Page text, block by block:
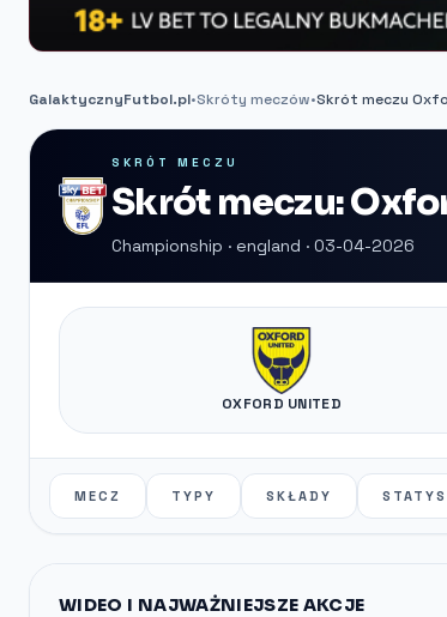
GalaktycznyFutbol.pl•Skróty meczów•Skrót meczu
SKRÓT MECZU
Skrót meczu:
Championship · england · 03-04-2026
OXFORD UNITED
MECZ TYPY SKŁADY
WIDEO I NAJWAŻNIEJSZE AKCJE